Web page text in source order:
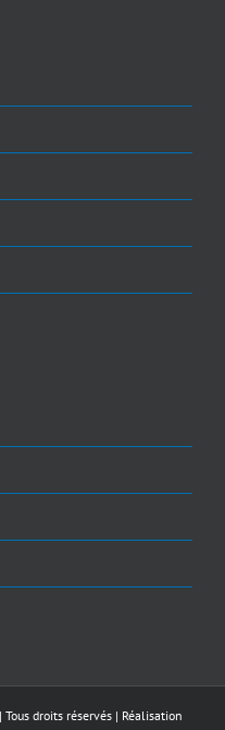
| Tous droits réservés | Réalisation